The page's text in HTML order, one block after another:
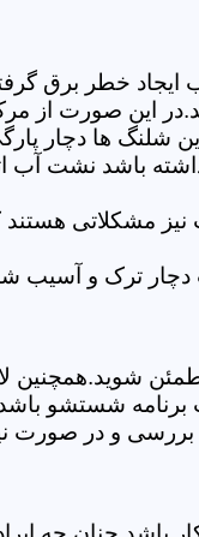
خطر برق
این صورت از
شلنگ ها دچار
باشد نشت
نیز مشکلاتی
ترک و آسیب
شوید.همچنین
شستشو
بررسی و در صورت